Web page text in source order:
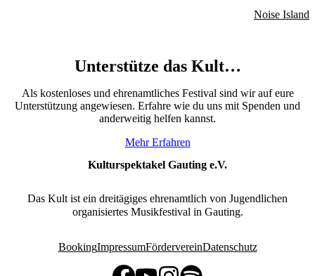
Noise Island
Unterstütze das Kult…
Als kostenloses und ehrenamtliches Festival sind wir auf eure
Unterstützung angewiesen. Erfahre wie du uns mit Spenden und
anderweitig helfen kannst.
Mehr Erfahren
Kulturspektakel Gauting e.V.
Das Kult ist ein dreitägiges ehrenamtlich von Jugendlichen
organisiertes Musikfestival in Gauting.
BookingImpressumFördervereinDatenschutz